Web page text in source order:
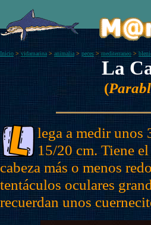
Inicio >vidamarina > animalia > peces>mediterraneo>
La
(
lega a medir unos
15/20 cm. Tiene
cabeza más o menos
tentáculos oculares
recuerdan unos